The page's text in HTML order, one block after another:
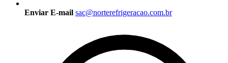
Enviar E-mail sac@norterefrigeracao.com.br